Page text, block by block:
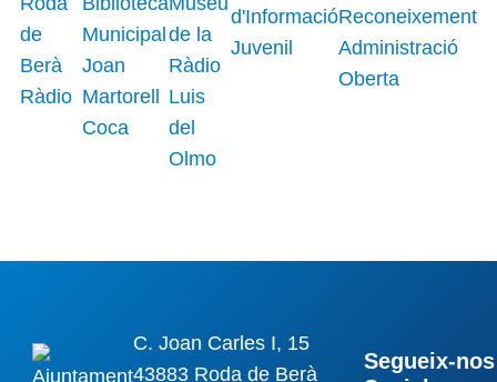
C. Joan Carles I, 15
43883 Roda de Berà
Segueix-